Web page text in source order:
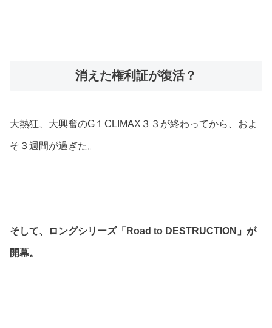
消えた権利証が復活？
大熱狂、大興奮のG１CLIMAX３３が終わってから、およ
そ３週間が過ぎた。
そして、ロングシリーズ「Road to DESTRUCTION」が
開幕。